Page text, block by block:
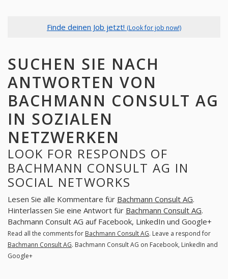
Finde deinen Job jetzt! (Look for job now!)
SUCHEN SIE NACH
ANTWORTEN VON
BACHMANN CONSULT AG
IN SOZIALEN
NETZWERKEN
LOOK FOR RESPONDS OF
BACHMANN CONSULT AG IN
SOCIAL NETWORKS
Lesen Sie alle Kommentare für Bachmann Consult AG.
Hinterlassen Sie eine Antwort für Bachmann Consult AG.
Bachmann Consult AG auf Facebook, LinkedIn und Google+
Read all the comments for Bachmann Consult AG. Leave a respond for
Bachmann Consult AG. Bachmann Consult AG on Facebook, LinkedIn and
Google+